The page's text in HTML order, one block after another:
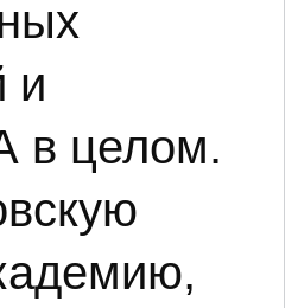
и
в целом.